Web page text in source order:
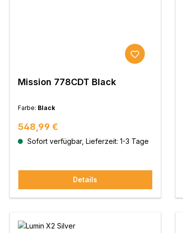
Mission 778CDT Black
Farbe: Black
Regulärer Preis:
548,99 €
Sofort verfügbar, Lieferzeit: 1-3 Tage
Details